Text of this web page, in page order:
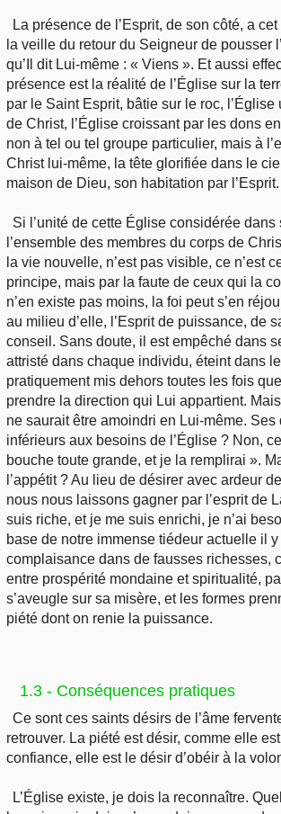
La présence de l’Esprit, de son côté, a
la veille du retour du Seigneur de pousser
qu’Il dit Lui-même : « Viens ». Et aussi
présence est la réalité de l’Église sur la
par le Saint Esprit, bâtie sur le roc, l’Église
de Christ, l’Église croissant par les dons
non à tel ou tel groupe particulier, mais à
Christ lui-même, la tête glorifiée dans le
maison de Dieu, son habitation par l’Esprit.
Si l’unité de cette Église considérée dans
l’ensemble des membres du corps de
la vie nouvelle, n’est pas visible, ce n’est
principe, mais par la faute de ceux qui la
n’en existe pas moins, la foi peut s’en
au milieu d’elle, l’Esprit de puissance, de
conseil. Sans doute, il est empêché dans
attristé dans chaque individu, éteint dans
pratiquement mis dehors toutes les fois
prendre la direction qui Lui appartient. Mais
ne saurait être amoindri en Lui-même.
inférieurs aux besoins de l’Église ? Non,
bouche toute grande, et je la remplirai ».
l’appétit ? Au lieu de désirer avec ardeur
nous nous laissons gagner par l’esprit de
suis riche, et je me suis enrichi, je n’ai
base de notre immense tiédeur actuelle il y
complaisance dans de fausses richesses,
entre prospérité mondaine et spiritualité,
s’aveugle sur sa misère, et les formes
piété dont on renie la puissance.
1.3 - Conséquences pratiques
Ce sont ces saints désirs de l’âme
retrouver. La piété est désir, comme elle
confiance, elle est le désir d’obéir à la
L’Église existe, je dois la reconnaître.